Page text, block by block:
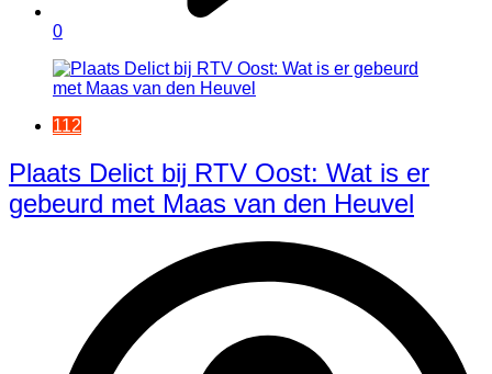
0
112
Plaats Delict bij RTV Oost: Wat is er
gebeurd met Maas van den Heuvel